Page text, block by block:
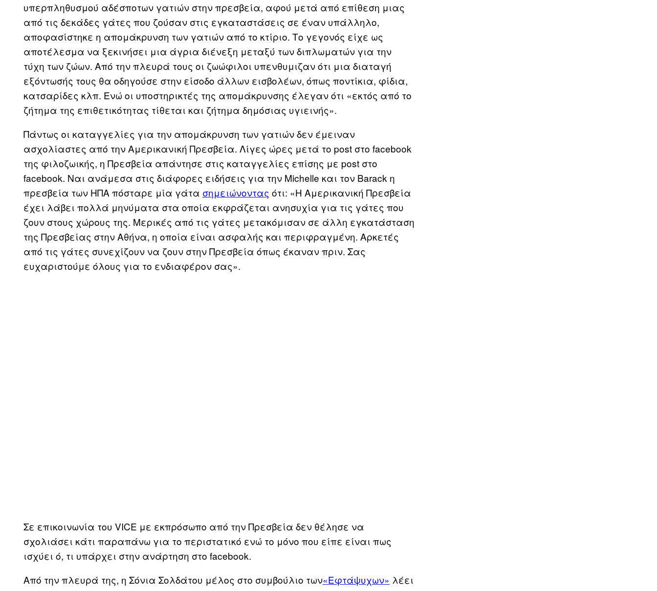
υπερπληθυσμού αδέσποτων γατιών στην πρεσβεία, αφού μετά από επίθεση μιας
από τις δεκάδες γάτες που ζούσαν στις εγκαταστάσεις σε έναν υπάλληλο,
αποφασίστηκε η απομάκρυνση των γατιών από το κτίριο. Το γεγονός είχε ως
αποτέλεσμα να ξεκινήσει μια άγρια διένεξη μεταξύ των διπλωματών για την
τύχη των ζώων. Από την πλευρά τους οι ζωώφιλοι υπενθυμιζαν ότι μια διαταγή
εξόντωσής τους θα οδηγούσε στην είσοδο άλλων εισβολέων, όπως ποντίκια, φίδια,
κατσαρίδες κλπ. Ενώ οι υποστηρικτές της απομάκρυνσης έλεγαν ότι «εκτός από το
ζήτημα της επιθετικότητας τίθεται και ζήτημα δημόσιας υγιεινής».
Πάντως οι καταγγελίες για την απομάκρυνση των γατιών δεν έμειναν
ασχολίαστες από την Αμερικανική Πρεσβεία. Λίγες ώρες μετά το post στο facebook
της φιλοζωικής, η Πρεσβεία απάντησε στις καταγγελίες επίσης με post στο
facebook. Ναι ανάμεσα στις διάφορες ειδήσεις για την Michelle και τον Barack η
πρεσβεία των ΗΠΑ πόσταρε μία γάτα σημειώνοντας ότι: «Η Αμερικανική Πρεσβεία
έχει λάβει πολλά μηνύματα στα οποία εκφράζεται ανησυχία για τις γάτες που
ζουν στους χώρους της. Μερικές από τις γάτες μετακόμισαν σε άλλη εγκατάσταση
της Πρεσβείας στην Αθήνα, η οποία είναι ασφαλής και περιφραγμένη. Αρκετές
από τις γάτες συνεχίζουν να ζουν στην Πρεσβεία όπως έκαναν πριν. Σας
ευχαριστούμε όλους για το ενδιαφέρον σας».
Σε επικοινωνία του VICE με εκπρόσωπο από την Πρεσβεία δεν θέλησε να
σχολιάσει κάτι παραπάνω για το περιστατικό ενώ το μόνο που είπε είναι πως
ισχύει ό, τι υπάρχει στην ανάρτηση στο facebook.
Από την πλευρά της, η Σόνια Σολδάτου μέλος στο συμβούλιο των«Εφτάψυχων» λέει